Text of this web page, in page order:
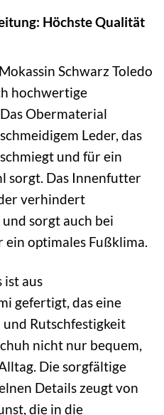
Höchste Qualität
Schwarz Toledo
hochwertige
Obermaterial
Leder, das
und für ein
sorgt. Das Innenfutter
verhindert
sorgt auch bei
ein optimales Fußklima.
ist aus
gefertigt, das eine
Rutschfestigkeit
nicht nur bequem,
Die sorgfältige
Details zeugt von
die in die